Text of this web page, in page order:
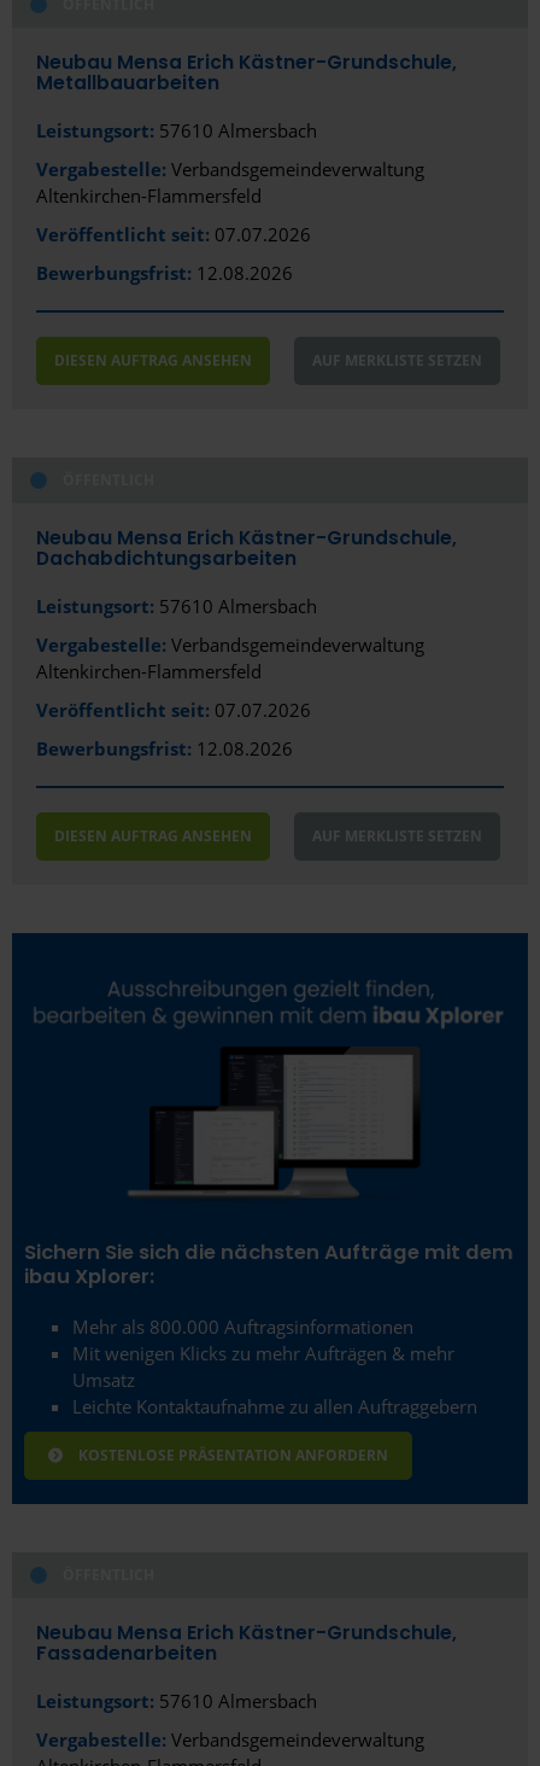
Neubau Mensa Erich Kästner-Grundschule,
Metallbauarbeiten
Leistungsort: 57610 Almersbach
Vergabestelle: Verbandsgemeindeverwaltung
Altenkirchen-Flammersfeld
Veröffentlicht seit: 07.07.2026
Bewerbungsfrist: 12.08.2026
DIESEN AUFTRAG ANSEHEN AUF MERKLISTE SETZEN
Neubau Mensa Erich Kästner-Grundschule,
Dachabdichtungsarbeiten
Leistungsort: 57610 Almersbach
Vergabestelle: Verbandsgemeindeverwaltung
Altenkirchen-Flammersfeld
Veröffentlicht seit: 07.07.2026
Bewerbungsfrist: 12.08.2026
DIESEN AUFTRAG ANSEHEN AUF MERKLISTE SETZEN
Sichern Sie sich die nächsten Aufträge mit dem
ibau Xplorer:
Mehr als 800.000 Auftragsinformationen
Mit wenigen Klicks zu mehr Aufträgen & mehr
Umsatz
Leichte Kontaktaufnahme zu allen Auftraggebern
KOSTENLOSE PRÄSENTATION ANFORDERN
Neubau Mensa Erich Kästner-Grundschule,
Fassadenarbeiten
Leistungsort: 57610 Almersbach
Vergabestelle: Verbandsgemeindeverwaltung